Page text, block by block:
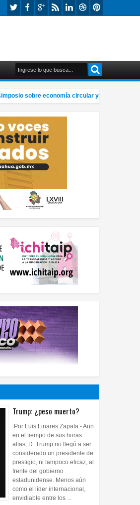
sobre economía circular y materiales
Trump: ¿peso muerto?
Por Luis Linares Zapata.- Aun
en el tiempo de sus horas
altas, D. Trump no llegó a ser
considerado un presidente de
prestigio, ni tampoco eficaz, al
frente del gobierno
estadunidense. Menos aún
como el líder internacional,
envidiable entre los ...